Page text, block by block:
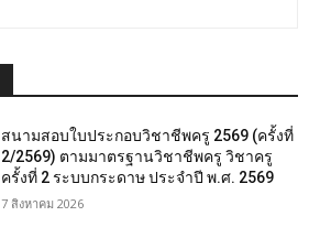
สนามสอบใบประกอบวิชาชีพครู 2569 (ครั้งที่
2/2569) ตามมาตรฐานวิชาชีพครู วิชาครู
ครั้งที่ 2 ระบบกระดาษ ประจำปี พ.ศ. 2569
7 สิงหาคม 2026